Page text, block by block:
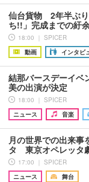
仙台貨物 2年半ぶ
ち!!」完成までの紆
18:00 ｜ SPICER
動画
インタビ
結那バースデーイベ
美の出演が決定
18:00 ｜ SPICER
ニュース
音楽
月の世界での出来事
タ 東京オペレッタ
17:00 ｜ SPICER
ニュース
舞台